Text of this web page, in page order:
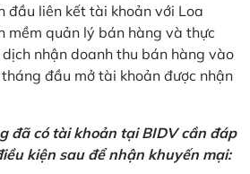
đầu liên kết tài khoản với Loa
mềm quản lý bán hàng và thực
nhận doanh thu bán hàng vào
đầu mở tài khoản được nhận
đã có tài khoản tại BIDV cần đáp
kiện sau để nhận khuyến mại: